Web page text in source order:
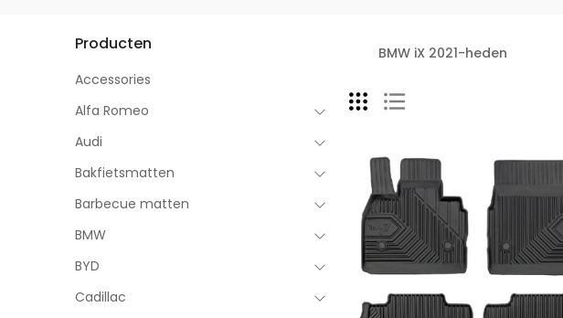
Producten
Accessories
Alfa Romeo
Audi
Bakfietsmatten
Barbecue matten
BMW
BYD
Cadillac
BMW iX 2021-heden